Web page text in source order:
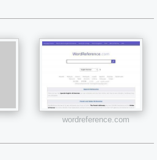
wordreference.com